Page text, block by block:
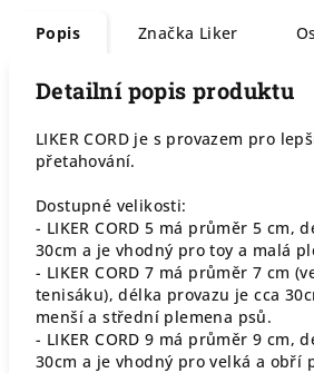
Popis Značka Liker
Detailní popis produktu
LIKER CORD je s provazem pro
přetahování.
Dostupné velikosti:
- LIKER CORD 5 má průměr 5 cm,
30cm a je vhodný pro toy a malá
- LIKER CORD 7 má průměr 7 cm
tenisáku), délka provazu je cca
menší a střední plemena psů.
- LIKER CORD 9 má průměr 9 cm,
30cm a je vhodný pro velká a obří